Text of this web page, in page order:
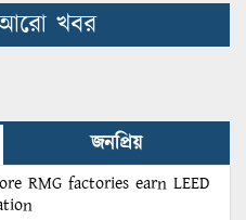
আরো খবর
জনপ্রিয়
RMG factories earn LEED